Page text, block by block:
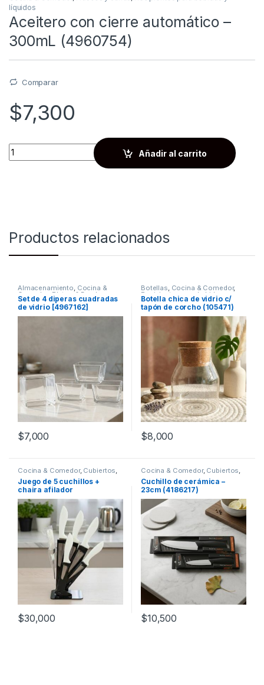
líquidos
Aceitero con cierre automático –
300mL (4960754)
Comparar
$7,300
Quantity
Añadir al carrito
Productos relacionados
Almacenamiento, Cocina &
Comedor ,Platos & Bowls
Set de 4 diperas cuadradas
de vidrio [4967162]
$7,000
Botellas, Cocina & Comedor,
Recipientes para bebidas y
líquidos
Botella chica de vidrio c/
tapón de corcho (105471)
$8,000
Cocina & Comedor, Cubiertos,
Cuchillos
Juego de 5 cuchillos +
chaira afilador
$30,000
Cocina & Comedor, Cubiertos,
Cuchillos
Cuchillo de cerámica –
23cm (4186217)
$10,500